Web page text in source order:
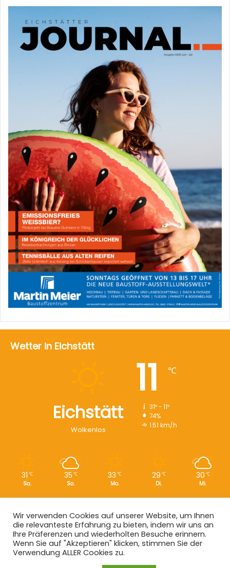
Wetter in Eichstätt
Eichstätt
Wolkenlos
11 ℃
31º - 11º
74%
1.51 km/h
31 ℃
Sa.
35 ℃
So.
33 ℃
Mo.
29 ℃
Di.
30 ℃
Mi.
Copyright © 2008 - 2026EI-Live.de| Alle Rechte vorbehalten.
Start |Datenschutz |Kontakt|Impressum
Wir verwenden Cookies auf unserer Website, um Ihnen
die relevanteste Erfahrung zu bieten, indem wir uns an
Ihre Präferenzen und wiederholten Besuche erinnern.
Wenn Sie auf "Akzeptieren" klicken, stimmen Sie der
Verwendung ALLER Cookies zu.